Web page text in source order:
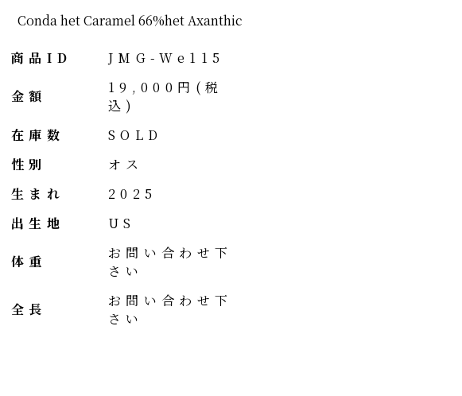
Conda het Caramel 66%het Axanthic
商品ID JMG-We115
金額
19,000円(税
込)
在庫数
SOLD
性別
オス
生まれ
2025
出生地
US
体重
お問い合わせ下
さい
全長
お問い合わせ下
さい